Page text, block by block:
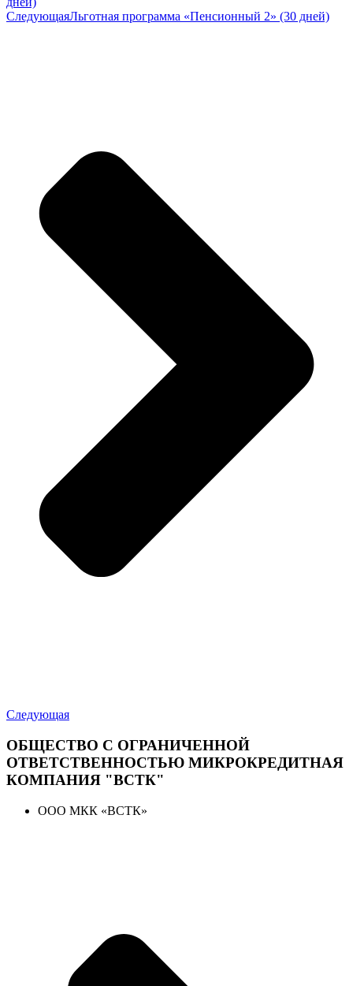
СледующаяЛьготная программа «Пенсионный 2» (30 дней)
Следующая
ОБЩЕСТВО С ОГРАНИЧЕННОЙ
ОТВЕТСТВЕННОСТЬЮ МИКРОКРЕДИТНАЯ
КОМПАНИЯ "ВСТК"
ООО МКК «ВСТК»